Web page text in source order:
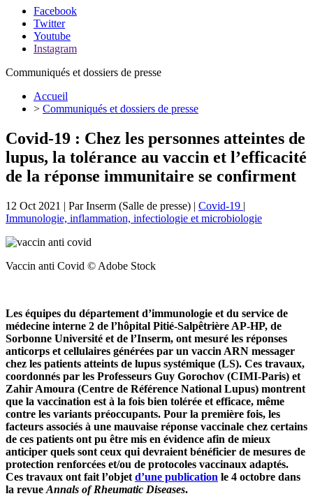
Facebook
Twitter
Youtube
Instagram
Communiqués et dossiers de presse
Accueil
> Communiqués et dossiers de presse
Covid-19 : Chez les personnes atteintes de
lupus, la tolérance au vaccin et l’efficacité
de la réponse immunitaire se confirment
12 Oct 2021 | ParInserm (Salle de presse) | Covid-19 |
Immunologie, inflammation, infectiologie et microbiologie
Vaccin anti Covid © Adobe Stock
Les équipes du département d’immunologie et du service de
médecine interne 2 de l’hôpital Pitié-Salpêtrière AP-HP, de
Sorbonne Université et de l’Inserm, ont mesuré les réponses
anticorps et cellulaires générées par un vaccin ARN messager
chez les patients atteints de lupus systémique (LS). Ces travaux,
coordonnés par les Professeurs Guy Gorochov (CIMI-Paris) et
Zahir Amoura (Centre de Référence National Lupus) montrent
que la vaccination est à la fois bien tolérée et efficace, même
contre les variants préoccupants. Pour la première fois, les
facteurs associés à une mauvaise réponse vaccinale chez certains
de ces patients ont pu être mis en évidence afin de mieux
anticiper quels sont ceux qui devraient bénéficier de mesures de
protection renforcées et/ou de protocoles vaccinaux adaptés.
Ces travaux ont fait l’objet d’une publication le 4 octobre dans
la revue Annals of Rheumatic Diseases.